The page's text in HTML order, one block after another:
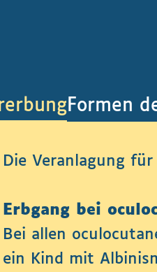
Formen
Die Veranlagung
Erbgang bei
Bei allen
ein Kind mit